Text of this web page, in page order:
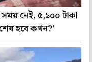
সময় নেই, ৫,১০০ টাকা
'শেষ হবে কখন?'